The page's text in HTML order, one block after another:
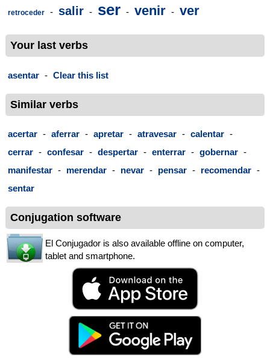
retroceder - salir - ser - venir - ver
Your last verbs
asentar - Clear this list
Similar verbs
acertar - aferrar - apretar - atravesar - calentar -
cerrar - confesar - despertar - enterrar - gobernar -
manifestar - merendar - nevar - pensar - recomendar -
sentar
Conjugation software
El Conjugador is also available offline on computer,
tablet and smartphone.